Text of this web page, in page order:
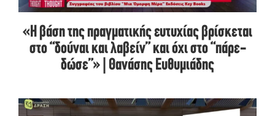
«Η βάση της πραγματικής ευτυχίας βρίσκεται
στο “δούναι και λαβείν” και όχι στο “πάρε-
δώσε”» | Θανάσης Ευθυμιάδης